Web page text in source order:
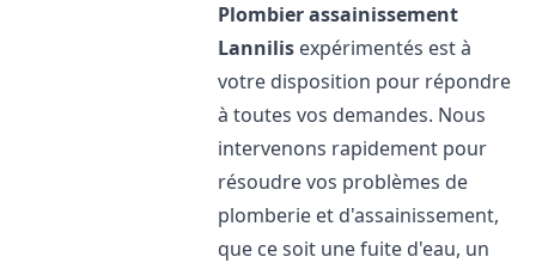
Plombier assainissement
Lannilis expérimentés est à
votre disposition pour répondre
à toutes vos demandes. Nous
intervenons rapidement pour
résoudre vos problèmes de
plomberie et d'assainissement,
que ce soit une fuite d'eau, un